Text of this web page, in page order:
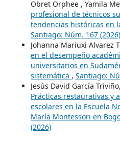
Obret Orphee , Yamila
profesional de técnicos
tendencias históricas en
Santiago: Núm. 167 (2026)
Johanna Mariuxi Alvarez
en el desempeño
universitarios en
sistemática , Santiago:
Jesús David García Triviño,
Prácticas restaurativas y
escolares en la Escuela
María Montessori en
(2026)